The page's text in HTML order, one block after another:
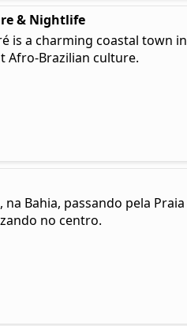
& Nightlife
is a charming coastal town in
Afro-Brazilian culture.
Bahia, passando pela Praia
no centro.